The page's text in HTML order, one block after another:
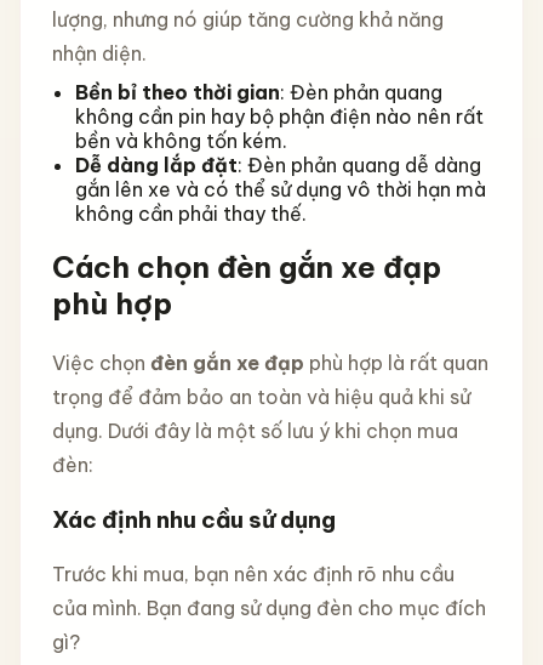
lượng, nhưng nó giúp tăng cường khả năng
nhận diện.
Bền bỉ theo thời gian: Đèn phản quang
không cần pin hay bộ phận điện nào nên rất
bền và không tốn kém.
Dễ dàng lắp đặt: Đèn phản quang dễ dàng
gắn lên xe và có thể sử dụng vô thời hạn mà
không cần phải thay thế.
Cách chọn đèn gắn xe đạp
phù hợp
Việc chọn đèn gắn xe đạp phù hợp là rất quan
trọng để đảm bảo an toàn và hiệu quả khi sử
dụng. Dưới đây là một số lưu ý khi chọn mua
đèn:
Xác định nhu cầu sử dụng
Trước khi mua, bạn nên xác định rõ nhu cầu
của mình. Bạn đang sử dụng đèn cho mục đích
gì?